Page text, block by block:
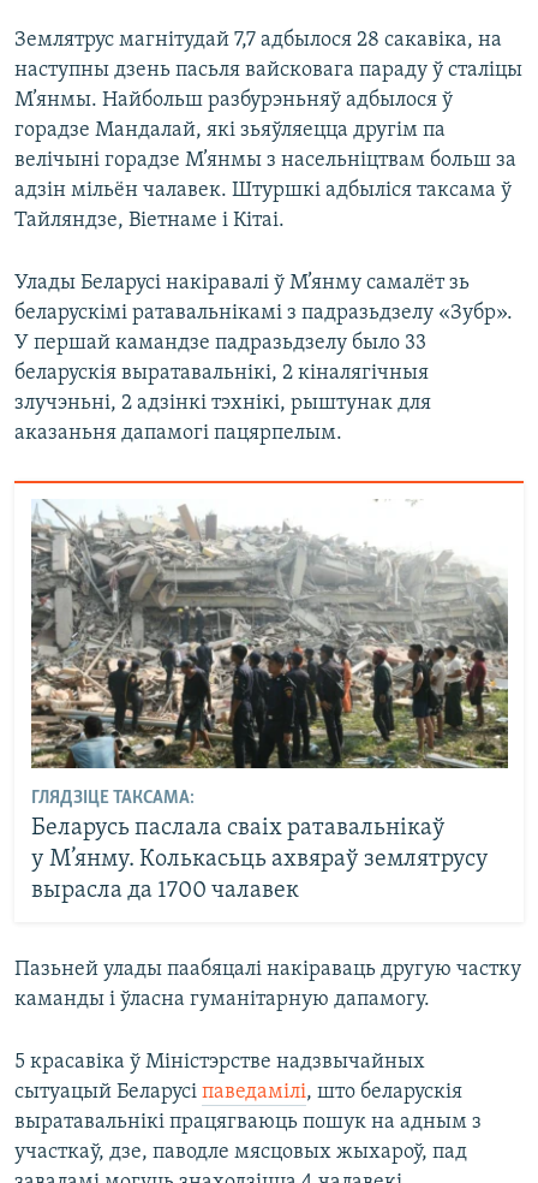
Землятрус магнітудай 7,7 адбылося 28 сакавіка, на
наступны дзень пасьля вайсковага параду ў сталіцы
М’янмы. Найбольш разбурэньняў адбылося ў
горадзе Мандалай, які зьяўляецца другім па
велічыні горадзе М’янмы з насельніцтвам больш за
адзін мільён чалавек. Штуршкі адбыліся таксама ў
Тайляндзе, Віетнаме і Кітаі.
Улады Беларусі накіравалі ў М’янму самалёт зь
беларускімі ратавальнікамі з падразьдзелу «Зубр».
У першай камандзе падразьдзелу было 33
беларускія выратавальнікі, 2 кіналягічныя
злучэньні, 2 адзінкі тэхнікі, рыштунак для
аказаньня дапамогі пацярпелым.
ГЛЯДЗІЦЕ ТАКСАМА:
Беларусь паслала сваіх ратавальнікаў
у М’янму. Колькасьць ахвяраў землятрусу
вырасла да 1700 чалавек
Пазьней улады паабяцалі накіраваць другую частку
каманды і ўласна гуманітарную дапамогу.
5 красавіка ў Міністэрстве надзвычайных
сытуацый Беларусі паведамілі, што беларускія
выратавальнікі працягваюць пошук на адным з
участкаў, дзе, паводле мясцовых жыхароў, пад